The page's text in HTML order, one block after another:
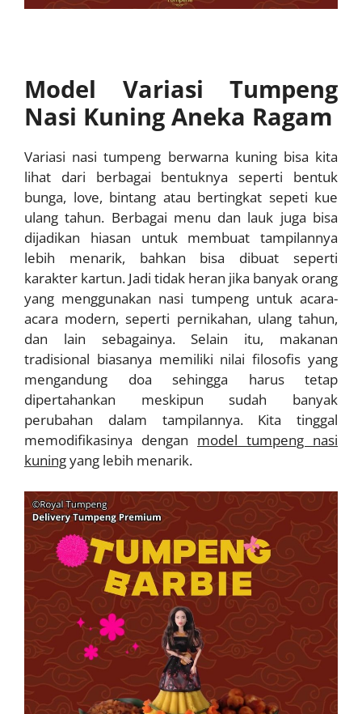
Model Variasi Tumpeng
Nasi Kuning Aneka Ragam
Variasi nasi tumpeng berwarna kuning bisa kita
lihat dari berbagai bentuknya seperti bentuk
bunga, love, bintang atau bertingkat sepeti kue
ulang tahun. Berbagai menu dan lauk juga bisa
dijadikan hiasan untuk membuat tampilannya
lebih menarik, bahkan bisa dibuat seperti
karakter kartun. Jadi tidak heran jika banyak orang
yang menggunakan nasi tumpeng untuk acara-
acara modern, seperti pernikahan, ulang tahun,
dan lain sebagainya. Selain itu, makanan
tradisional biasanya memiliki nilai filosofis yang
mengandung doa sehingga harus tetap
dipertahankan meskipun sudah banyak
perubahan dalam tampilannya. Kita tinggal
memodifikasinya dengan model tumpeng nasi
kuningyang lebih menarik.